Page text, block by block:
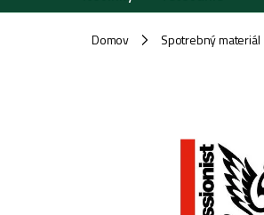
Domov / Spotrebný materiál